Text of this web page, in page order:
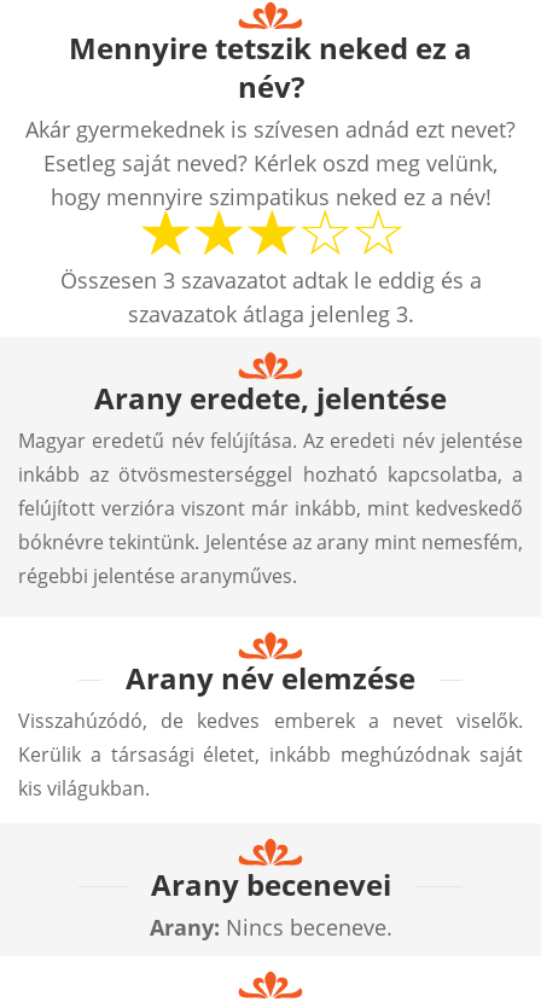
Mennyire tetszik neked ez a
név?
Akár gyermekednek is szívesen adnád ezt nevet?
Esetleg saját neved? Kérlek oszd meg velünk,
hogy mennyire szimpatikus neked ez a név!
Összesen 3szavazatot adtak le eddig és a
szavazatok átlaga jelenleg 3.
Arany eredete, jelentése
Magyar eredetű név felújítása. Az eredeti név jelentése
inkább az ötvösmesterséggel hozható kapcsolatba, a
felújított verzióra viszont már inkább, mint kedveskedő
bóknévre tekintünk. Jelentése az arany mint nemesfém,
régebbi jelentése aranyműves.
Arany név elemzése
Visszahúzódó, de kedves emberek a nevet viselők.
Kerülik a társasági életet, inkább meghúzódnak saját
kis világukban.
Arany becenevei
Arany: Nincs beceneve.